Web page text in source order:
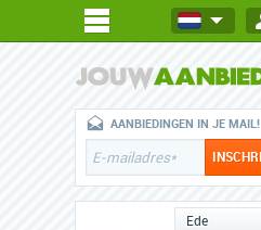
AANBIEDINGEN IN JE MAIL!
Ede